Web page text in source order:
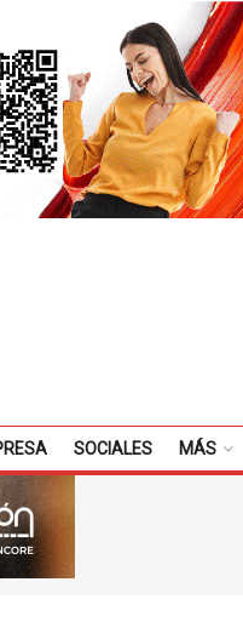
SOCIALES MÁS